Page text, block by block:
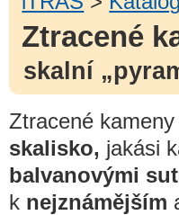
Ztracené
skalní
Ztracené
skalisko, jakási
balvanovými
k nejznámějším